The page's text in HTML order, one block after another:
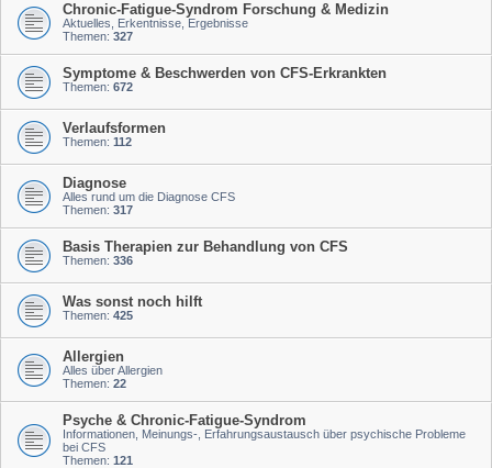
Chronic-Fatigue-Syndrom Forschung & Medizin
Aktuelles, Erkentnisse, Ergebnisse
Themen: 327
Symptome & Beschwerden von CFS-Erkrankten
Themen: 672
Verlaufsformen
Themen: 112
Diagnose
Alles rund um die Diagnose CFS
Themen: 317
Basis Therapien zur Behandlung von CFS
Themen: 336
Was sonst noch hilft
Themen: 425
Allergien
Alles über Allergien
Themen: 22
Psyche & Chronic-Fatigue-Syndrom
Informationen, Meinungs-, Erfahrungsaustausch über psychische Probleme
bei CFS
Themen: 121